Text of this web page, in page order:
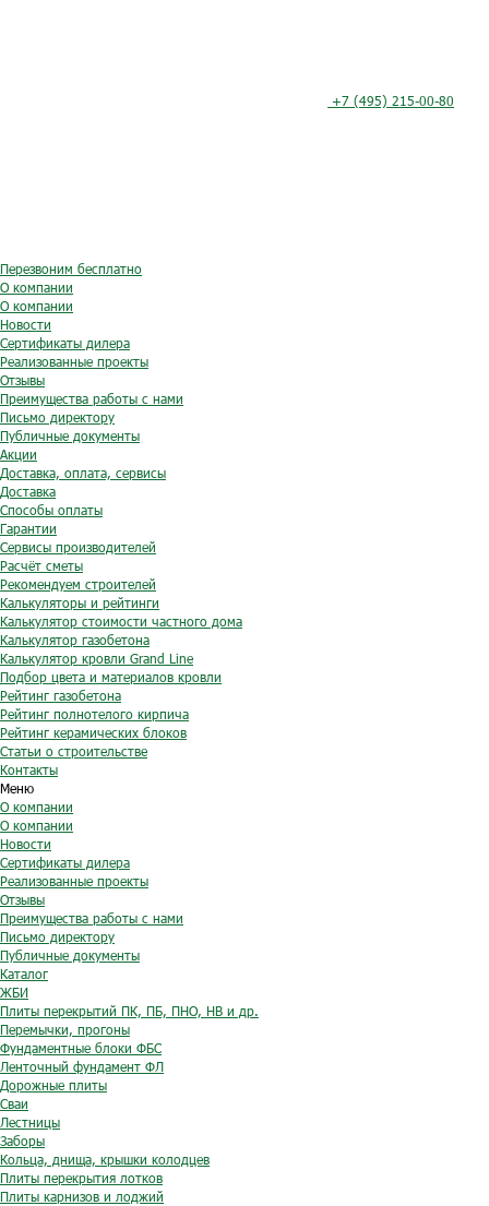
+7 (495) 215-00-80
Перезвоним бесплатно
О компании
О компании
Новости
Сертификаты дилера
Реализованные проекты
Отзывы
Преимущества работы с нами
Письмо директору
Публичные документы
Акции
Доставка, оплата, сервисы
Доставка
Способы оплаты
Гарантии
Сервисы производителей
Расчёт сметы
Рекомендуем строителей
Калькуляторы и рейтинги
Калькулятор стоимости частного дома
Калькулятор газобетона
Калькулятор кровли Grand Line
Подбор цвета и материалов кровли
Рейтинг газобетона
Рейтинг полнотелого кирпича
Рейтинг керамических блоков
Статьи о строительстве
Контакты
Меню
О компании
О компании
Новости
Сертификаты дилера
Реализованные проекты
Отзывы
Преимущества работы с нами
Письмо директору
Публичные документы
Каталог
ЖБИ
Плиты перекрытий ПК, ПБ, ПНО, НВ и др.
Перемычки, прогоны
Фундаментные блоки ФБС
Ленточный фундамент ФЛ
Дорожные плиты
Сваи
Лестницы
Заборы
Кольца, днища, крышки колодцев
Плиты перекрытия лотков
Плиты карнизов и лоджий